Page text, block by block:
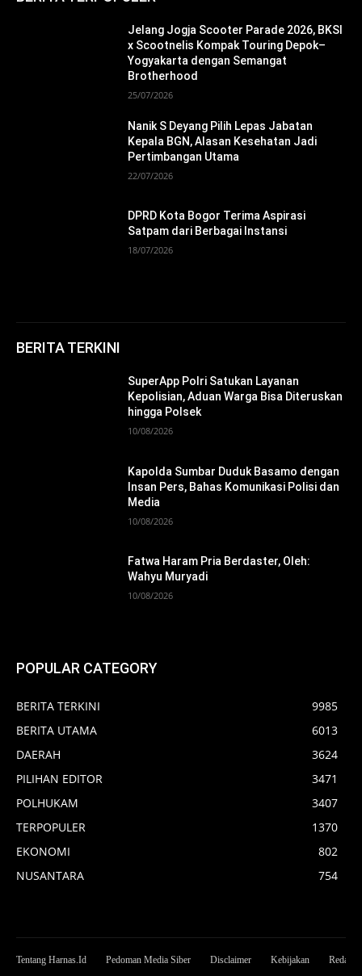
Jelang Jogja Scooter Parade 2026, BKSI
x Scootnelis Kompak Touring Depok–
Yogyakarta dengan Semangat
Brotherhood
25/07/2026
Nanik S Deyang Pilih Lepas Jabatan
Kepala BGN, Alasan Kesehatan Jadi
Pertimbangan Utama
22/07/2026
DPRD Kota Bogor Terima Aspirasi
Satpam dari Berbagai Instansi
18/07/2026
BERITA TERKINI
SuperApp Polri Satukan Layanan
Kepolisian, Aduan Warga Bisa Diteruskan
hingga Polsek
10/08/2026
Kapolda Sumbar Duduk Basamo dengan
Insan Pers, Bahas Komunikasi Polisi dan
Media
10/08/2026
Fatwa Haram Pria Berdaster, Oleh:
Wahyu Muryadi
10/08/2026
POPULAR CATEGORY
BERITA TERKINI
9985
BERITA UTAMA
6013
DAERAH
3624
PILIHAN EDITOR
3471
POLHUKAM
3407
TERPOPULER
1370
EKONOMI
802
NUSANTARA
754
Tentang Harnas.Id Pedoman Media Siber Disclaimer Kebijakan Redaksi